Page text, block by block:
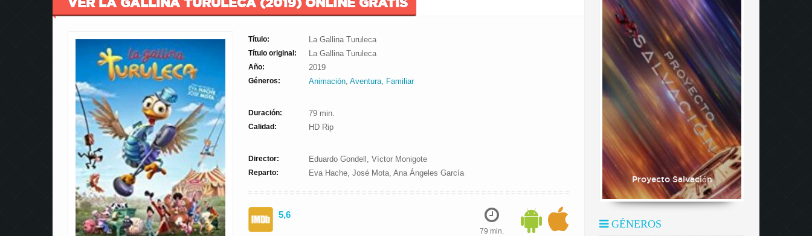
Título: La Gallina Turuleca
Título original: La Gallina Turuleca
Año: 2019
Géneros: Animación, Aventura, Familiar
Duración: 79 min.
Calidad: HD Rip
Director: Eduardo Gondell, Víctor Monigote
Reparto: Eva Hache, José Mota, Ana Ángeles García
5,6
79 min.
Proyecto Salvación
GÉNEROS